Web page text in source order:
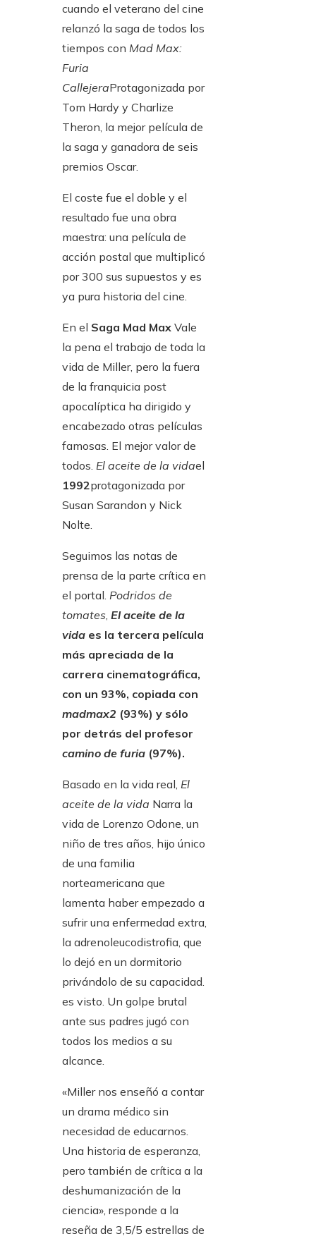
cuando el veterano del cine
relanzó la saga de todos los
tiempos con Mad Max:
Furia
CallejeraProtagonizada por
Tom Hardy y Charlize
Theron, la mejor película de
la saga y ganadora de seis
premios Oscar.
El coste fue el doble y el
resultado fue una obra
maestra: una película de
acción postal que multiplicó
por 300 sus supuestos y es
ya pura historia del cine.
En el Saga Mad Max Vale
la pena el trabajo de toda la
vida de Miller, pero la fuera
de la franquicia post
apocalíptica ha dirigido y
encabezado otras películas
famosas. El mejor valor de
todos. El aceite de la vidael
1992protagonizada por
Susan Sarandon y Nick
Nolte.
Seguimos las notas de
prensa de la parte crítica en
el portal. Podridos de
tomates El aceite de la
vida es la tercera película
más apreciada de la
carrera cinematográfica,
con un 93%, copiada con
madmax2 (93%) y sólo
por detrás del profesor
camino de furia (97%).
Basado en la vida real, El
aceite de la vida Narra la
vida de Lorenzo Odone, un
niño de tres años, hijo único
de una familia
norteamericana que
lamenta haber empezado a
sufrir una enfermedad extra,
la adrenoleucodistrofia, que
lo dejó en un dormitorio
privándolo de su capacidad.
es visto. Un golpe brutal
ante sus padres jugó con
todos los medios a su
alcance.
«Miller nos enseñó a contar
un drama médico sin
necesidad de educarnos.
Una historia de esperanza,
pero también de crítica a la
deshumanización de la
ciencia», responde a la
reseña de 3,5/5 estrellas de